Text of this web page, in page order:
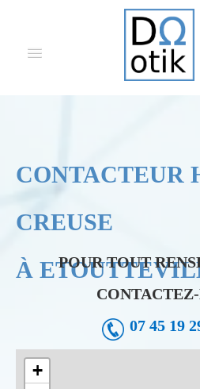
Tarifs
CONTACTEUR
CREUSE
À
POUR TOUT
07 45 19
+